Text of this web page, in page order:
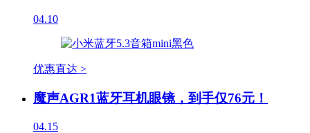
04.10
优惠直达 >
魔声AGR1蓝牙耳机眼镜，到手仅76元！
04.15